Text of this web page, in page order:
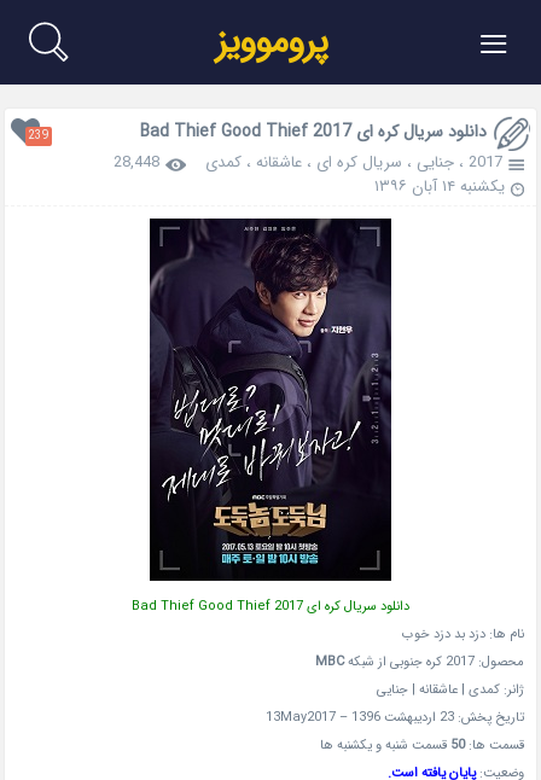
≡ پروموویز
دانلود سریال کره ای Bad Thief Good Thief 2017 239
2017 ،جنایی ، سریال کره ای ،عاشقانه ،کمدی
28,448
یکشنبه ۱۴ آبان ۱۳۹۶
دانلود سریال کره ای Bad Thief Good Thief 2017
نام ها: دزد بد دزد خوب
محصول: 2017 کره جنوبی از شبکه
MBC
ژانر: کمدی | عاشقانه | جنایی
تاریخ پخش: 23 اردیبهشت 1396 – 13May2017
قسمت ها:50 قسمت شنبه و یکشنبه ها
وضعیت:پایان یافته است.